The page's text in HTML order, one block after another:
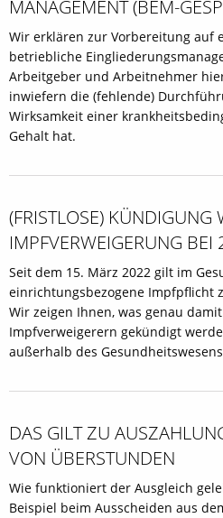
MANAGEMENT (BEM-
Wir erklären zur Vorbereitung auf
betriebliche
Arbeitgeber und Arbeitnehmer
inwiefern die (fehlende)
Wirksamkeit einer
Gehalt hat.
(FRISTLOSE) KÜNDIGUNG
IMPFVERWEIGERUNG BEI
Seit dem 15. März 2022 gilt im
einrichtungsbezogene Impfpflicht
Wir zeigen Ihnen, was genau
Impfverweigerern gekündigt
außerhalb des
DAS GILT ZU
VON ÜBERSTUNDEN
Wie funktioniert der Ausgleich
Beispiel beim Ausscheiden aus